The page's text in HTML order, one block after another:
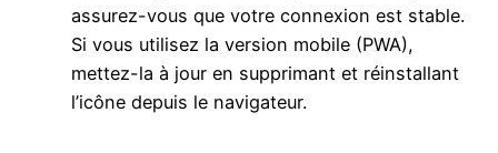
assurez-vous que votre connexion est stable.
Si vous utilisez la version mobile (PWA),
mettez-la à jour en supprimant et réinstallant
l’icône depuis le navigateur.